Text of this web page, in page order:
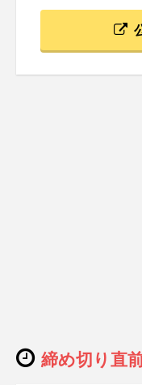
締め切り直